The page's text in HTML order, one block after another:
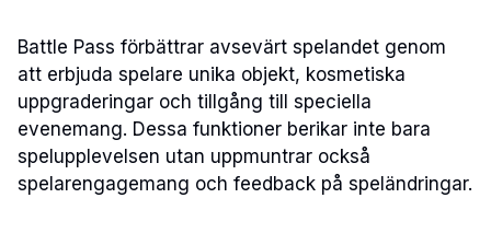
Battle Pass förbättrar avsevärt spelandet genom
att erbjuda spelare unika objekt, kosmetiska
uppgraderingar och tillgång till speciella
evenemang. Dessa funktioner berikar inte bara
spelupplevelsen utan uppmuntrar också
spelarengagemang och feedback på speländringar.